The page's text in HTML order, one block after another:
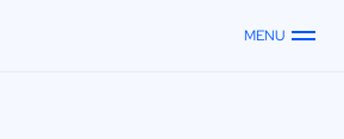
MENU